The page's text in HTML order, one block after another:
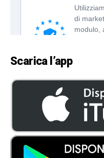
Scarica l’app